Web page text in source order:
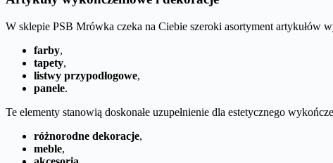
W sklepie PSB Mrówka czeka na Ciebie szeroki asortyment artykułów
farby,
tapety,
listwy przypodłogowe,
panele.
Te elementy stanowią doskonałe uzupełnienie dla estetycznego
różnorodne dekoracje,
meble,